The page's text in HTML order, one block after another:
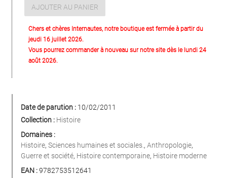
AJOUTER AU PANIER
Chers et chères Internautes, notre boutique est fermée à partir du
jeudi 16 juillet 2026.
Vous pourrez commander à nouveau sur notre site dès le lundi 24
août 2026.
Date de parution : 10/02/2011
Collection : Histoire
Domaines :
Histoire, Sciences humaines et sociales., Anthropologie,
Guerre et société, Histoire contemporaine, Histoire moderne
EAN :9782753512641